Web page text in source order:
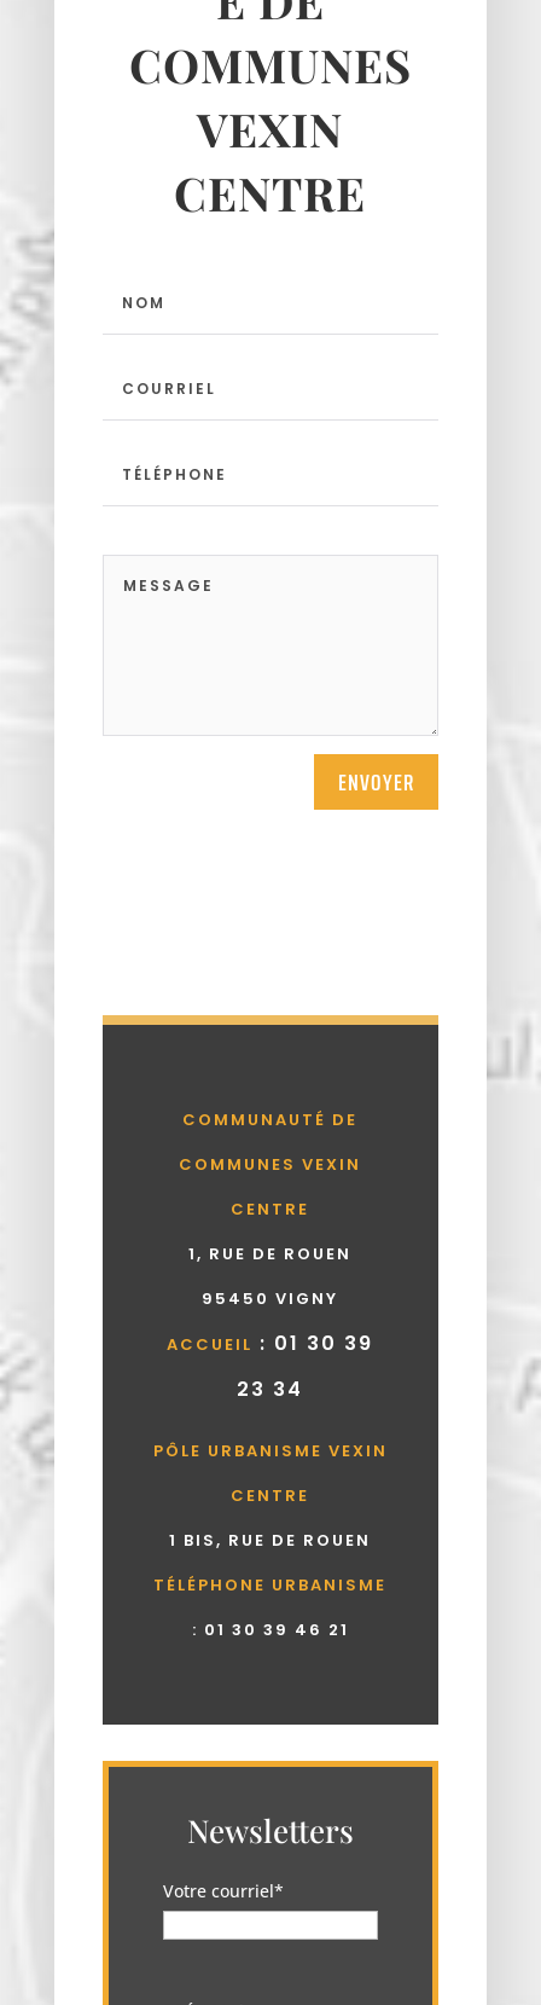
COMMUNES
VEXIN
CENTRE
ENVOYER
COMMUNAUTÉ DE
COMMUNES VEXIN
CENTRE
1, RUE DE ROUEN
95450 VIGNY
ACCUEIL : 01 30 39
23 34
PÔLE URBANISME VEXIN
CENTRE
1 BIS, RUE DE ROUEN
TÉLÉPHONE URBANISME
: 01 30 39 46 21
Newsletters
Votre courriel*